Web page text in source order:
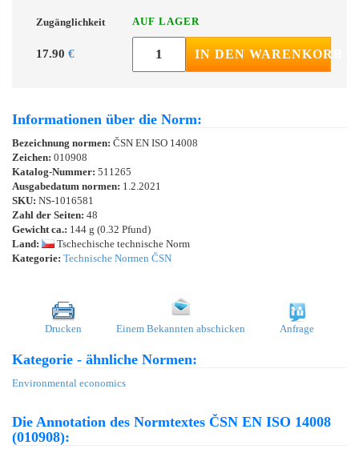
Zugänglichkeit AUF LAGER
17.90 € IN DEN WARENKORB
Informationen über die Norm:
Bezeichnung normen: ČSN EN ISO 14008
Zeichen: 010908
Katalog-Nummer: 511265
Ausgabedatum normen: 1.2.2021
SKU: NS-1016581
Zahl der Seiten: 48
Gewicht ca.: 144 g (0.32 Pfund)
Land:
Tschechische technische Norm
Kategorie: Technische Normen ČSN
Drucken Einem Bekannten abschicken Anfrage
Kategorie - ähnliche Normen:
Environmental economics
Die Annotation des Normtextes ČSN EN ISO 14008
(010908):